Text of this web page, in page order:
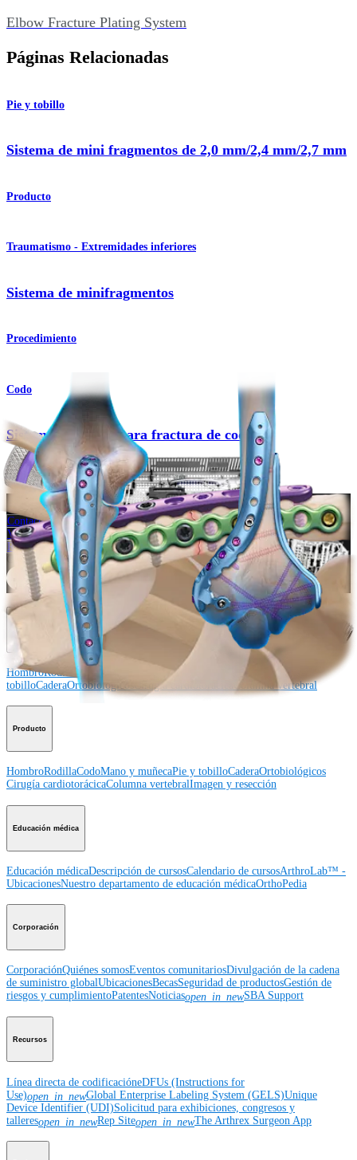
Elbow Fracture Plating System
Páginas Relacionadas
Pie y tobillo
Sistema de mini fragmentos de 2,0 mm/2,4 mm/2,7 mm
Producto
Traumatismo - Extremidades inferiores
Sistema de minifragmentos
Procedimiento
Codo
Sistema de placas para fractura de codo
Procedimiento
¿Cómo podemos ayudarlo?
Contacte a un representante
Ver eventos, laboratorios y oportunidades educativas
Regístrese para recibir: ¿Qué hay de nuevo en Arthrex?
Conéctese con nosotros
Procedimiento
HombroRodillaCodo Mano y muñecaPie y
tobilloCaderaOrtobiológicos Cirugía cardiotorácica Columna vertebral
Producto
HombroRodillaCodoMano y muñecaPie y tobilloCaderaOrtobiológicos
Cirugía cardiotorácicaColumna vertebralImagen y resección
Educación médica
Educación médicaDescripción de cursosCalendario de cursosArthroLab™ -
UbicacionesNuestro departamento de educación médicaOrthoPedia
Corporación
CorporaciónQuiénes somosEventos comunitariosDivulgación de la cadena
de suministro globalUbicacionesBecasSeguridad de productosGestión de
riesgos y cumplimientoPatentesNoticiasopen_in_newSBA Support
Recursos
Línea directa de codificacióneDFUs (Instructions for
Use)open_in_newGlobal Enterprise Labeling System (GELS)Unique
Device Identifier (UDI)Solicitud para exhibiciones, congresos y
talleresopen_in_newRep Siteopen_in_newThe Arthrex Surgeon App